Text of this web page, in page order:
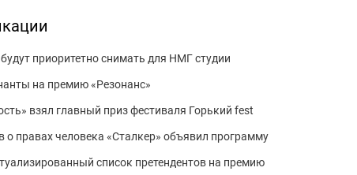
приоритетно снимать для НМГ студии
на премию «Резонанс»
взял главный приз фестиваля Горький fest
правах человека «Сталкер» объявил программу
список претендентов на премию